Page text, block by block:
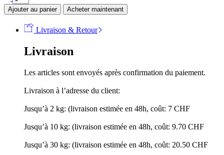
Ajouter au panier Acheter maintenant
Livraison & Retour
Livraison
Les articles sont envoyés après confirmation du paiement.
Livraison à l’adresse du client:
Jusqu’à 2 kg: (livraison estimée en 48h, coût: 7 CHF
Jusqu’à 10 kg: (livraison estimée en 48h, coût: 9.70 CHF
Jusqu’à 30 kg: (livraison estimée en 48h, coût: 20.50 CHF